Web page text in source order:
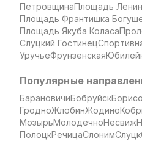
ПетровщинаПлощадь
Площадь Франтишка
Площадь Якуба Коласа
Слуцкий Гостинец
УручьеФрунзенская
Популярные
БарановичиБобруйск
ГродноЖлобинЖодино
МозырьМолодечноНесвиж
ПолоцкРечицаСлонимСлуцк